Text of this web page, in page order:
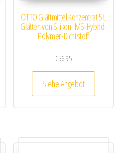
OTTO Glättmittel Konzentrat 5 L
Glätten von Silikon- MS-Hybrid-
Polymer-Dichtstoff
€56.95
Siehe Angebot